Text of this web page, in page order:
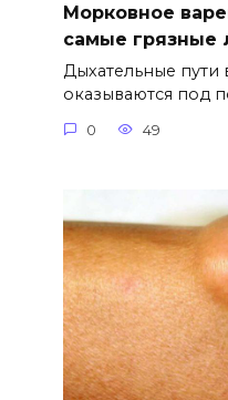
Морковное
самые грязные
Дыхательные
оказываются под
0 49